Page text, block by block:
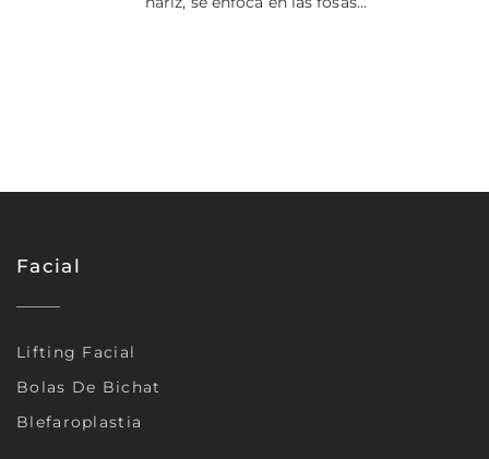
Facial
Lifting Facial
Bolas De Bichat
Blefaroplastia